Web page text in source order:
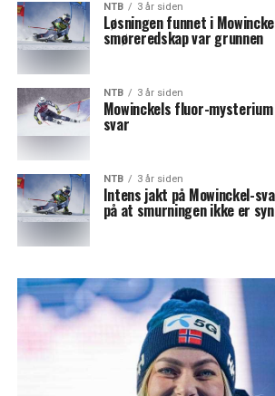
NTB 3 år siden
Løsningen funnet i
smøreredskap var grunnen
NTB 3 år siden
Mowinckels fluor-
svar
NTB 3 år siden
Intens jakt på Mowinckel-
på at smurningen ikke er